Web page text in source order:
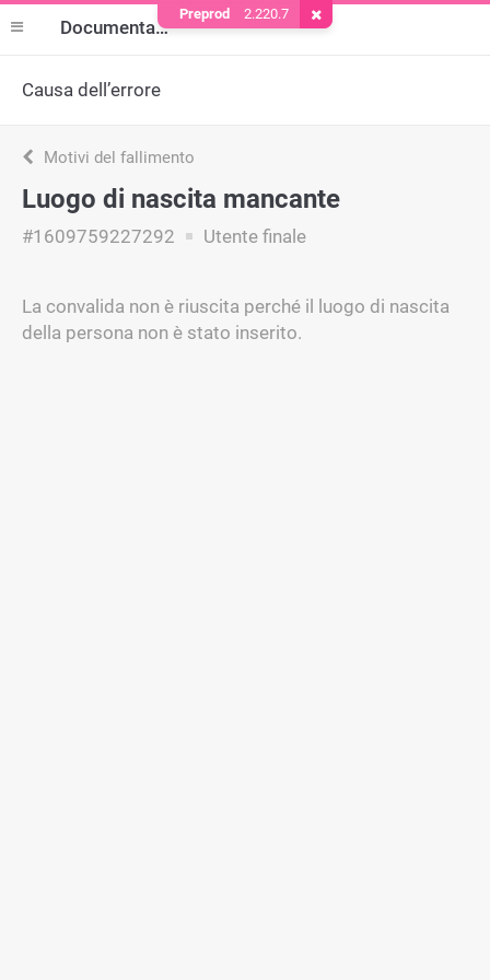
Documentazione
Causa dell’errore
Motivi del fallimento
Luogo di nascita mancante
#1609759227292 Utente finale
La convalida non è riuscita perché il luogo di nascita
della persona non è stato inserito.
Preprod 2.220.7 Rimuovere il cookie